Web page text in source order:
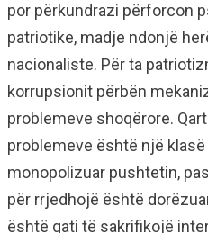
por përkundrazi përforcon
patriotike, madje ndonjë
nacionaliste. Për ta
korrupsionit përbën
problemeve shoqërore.
problemeve është një
monopolizuar pushtetin,
për rrjedhojë është
është gati të sakrifikojë